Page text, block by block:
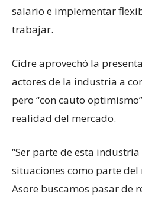
salario e implementar
trabajar.
Cidre aprovechó la
actores de la industria a
pero “con cauto
realidad del mercado.
“Ser parte de esta industria
situaciones como parte del
Asore buscamos pasar de